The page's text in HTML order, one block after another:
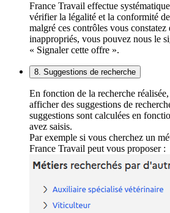
France Travail effectue
vérifier la légalité et la conformité
malgré ces contrôles vous constatez
inappropriés, vous pouvez nous le
« Signaler cette offre ».
8. Suggestions de recherche
En fonction de la recherche
afficher des suggestions de
suggestions sont calculées en
avez saisis.
Par exemple si vous cherchez un
France Travail peut vous proposer :